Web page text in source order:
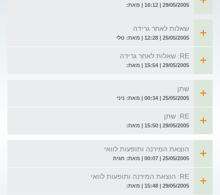
29/05/2005 | 16:12 | מאת:
שאלות לאחר גרידה
25/05/2005 | 12:28 | מאת: טלי
RE: שאלות לאחר גרידה
29/05/2005 | 15:54 | מאת:
שתן
25/05/2005 | 00:34 | מאת: ניני
RE: שתן
29/05/2005 | 15:50 | מאת:
הוצאת המירנה ותופעות לוואי
25/05/2005 | 00:07 | מאת: חגית
RE: הוצאת המירנה ותופעות לוואי
29/05/2005 | 15:48 | מאת: